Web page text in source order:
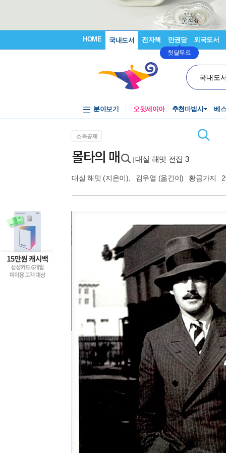
HOME 국내도서 전자책 만권당
첫달무료
외국도서
국내도
분야보기 오뒷세이아 추천마법사 베
소득공제
몰타의 매 대실 해밋 전집 3
대실 해밋 (지은이), 김우열 (옮긴이) 황금가지